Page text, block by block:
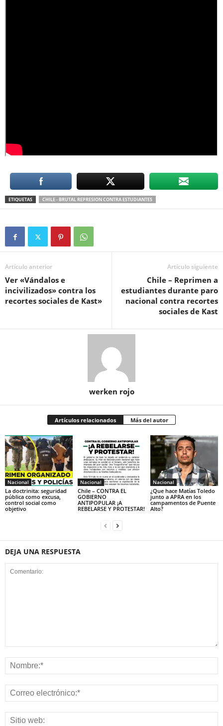
ETIQUETAS CHILE - BRUTAL REPRESION CONTRA ESTUDIANTES
Artículo anterior
Ver «Vándalos e
incivilizados» contra los
recortes sociales de Kast»
Artículo siguiente
Chile – Reprimen a
estudiantes durante paro
nacional contra recortes
sociales de Kast
werken rojo
Artículos relacionados Más del autor
Nacional
La doctrinita: seguridad
pública como excusa,
control social como
objetivo
Nacional
Chile – CONTRA EL
GOBIERNO
ANTIPOPULAR ¡A
REBELARSE Y PROTESTAR!
Nacional
¿Que hace Matías Toledo
junto a APRA en los
campamentos de Puente
Alto?
DEJA UNA RESPUESTA